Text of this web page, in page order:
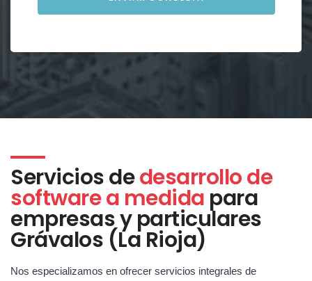
Servicios dedesarrollo de
software a medida para
empresas y particulares
Grávalos (La Rioja)
Nos especializamos en ofrecer servicios integrales de